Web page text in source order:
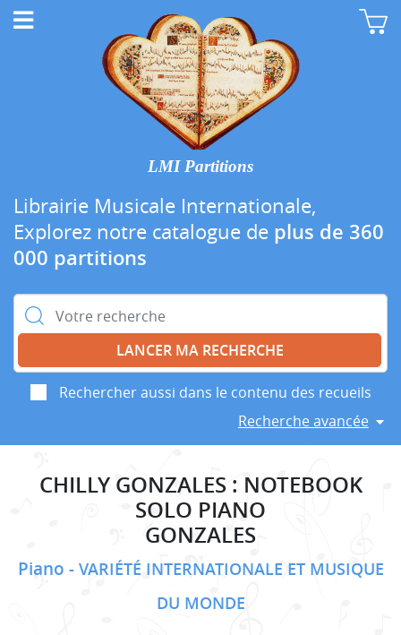
LMI Partitions
Librairie Musicale Internationale,
Explorez notre catalogue de plus de 360
000 partitions
Rechercher :
Rechercher aussi dans le contenu des recueils
Recherche avancée
CHILLY GONZALES : NOTEBOOK
SOLO PIANO
GONZALES
Piano
VARIÉTÉ INTERNATIONALE ET MUSIQUE
DU MONDE